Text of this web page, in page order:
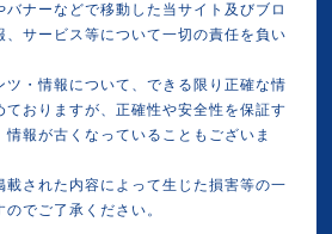
バナーなどで移動した当サイト及びブロ
、サービス等について一切の責任を負い
ツ・情報について、できる限り正確な情
ておりますが、正確性や安全性を保証す
報が古くなっていることもございま
載された内容によって生じた損害等の一
でご了承ください。